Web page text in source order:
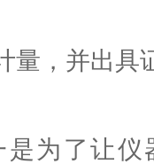
量，并出具
为了让